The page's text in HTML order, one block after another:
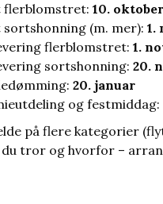
flerblomstret: 10. oktober
sortshonning (m. mer): 1.
flerblomstret: 1.
sortshonning: 20.
20. januar
og festmiddag:
på flere kategorier
tror og hvorfor –